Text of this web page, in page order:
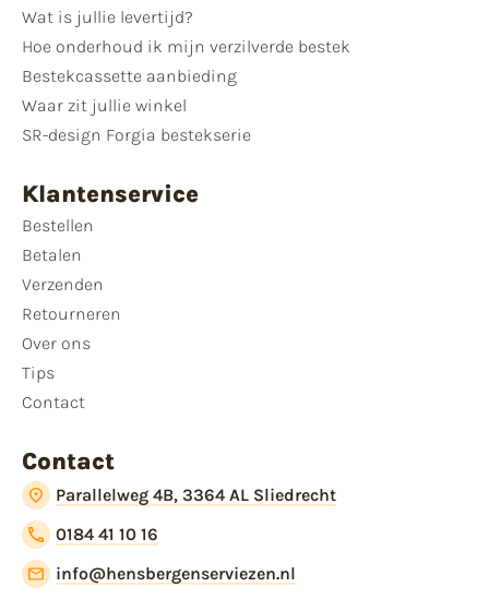
Wat is jullie levertijd?
Hoe onderhoud ik mijn verzilverde bestek
Bestekcassette aanbieding
Waar zit jullie winkel
SR-design Forgia bestekserie
Klantenservice
Bestellen
Betalen
Verzenden
Retourneren
Over ons
Tips
Contact
Contact
Parallelweg 4B, 3364 AL Sliedrecht
0184 41 10 16
info@hensbergenserviezen.nl